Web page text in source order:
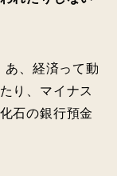
あ、経済って動
り、マイナス
石の銀行預金